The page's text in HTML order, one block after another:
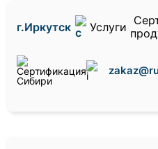
г.Иркутск Услуги